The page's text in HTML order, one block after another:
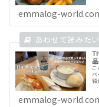
emmalog-
ベ
紹
emmalog-